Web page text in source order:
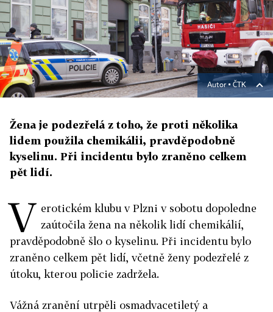
Autor ▪ČTK
Žena je podezřelá z toho, že proti několika
lidem použila chemikálii, pravděpodobně
kyselinu. Při incidentu bylo zraněno celkem
pět lidí.
V erotickém klubu v Plzni v sobotu dopoledne
zaútočila žena na několik lidí chemikálií,
pravděpodobně šlo o kyselinu. Při incidentu bylo
zraněno celkem pět lidí, včetně ženy podezřelé z
útoku, kterou policie zadržela.
Vážná zranění utrpěli osmadvacetiletý a